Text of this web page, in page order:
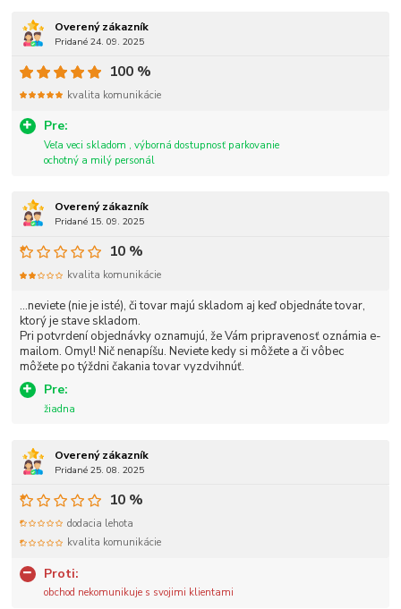
Overený zákazník
Pridané 24. 09. 2025
Pre:
Veľa veci skladom , výborná dostupnosť parkovanie
ochotný a milý personál
100 %
kvalita komunikácie
Overený zákazník
Pridané 15. 09. 2025
...neviete (nie je isté), či tovar majú skladom aj keď objednáte tovar,
ktorý je stave skladom.
Pri potvrdení objednávky oznamujú, že Vám pripravenosť oznámia e-
mailom. Omyl! Nič nenapíšu. Neviete kedy si môžete a či vôbec
môžete po týždni čakania tovar vyzdvihnúť.
Pre:
žiadna
10 %
kvalita komunikácie
Overený zákazník
Pridané 25. 08. 2025
Proti:
obchod nekomunikuje s svojimi klientami
10 %
dodacia lehota
kvalita komunikácie